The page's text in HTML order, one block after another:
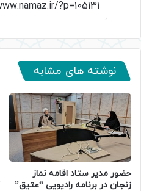
نوشته های مشابه
حضور مدیر ستاد اقامه نماز
زنجان در برنامه رادیویی “عتیق”